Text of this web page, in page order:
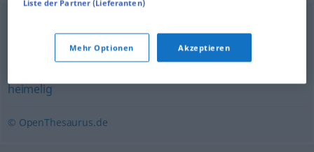
kontemplativ,versunken,besinnlich
heimelig
© OpenThesaurus.de
Liste der Partner (Lieferanten)
Mehr Optionen Akzeptieren